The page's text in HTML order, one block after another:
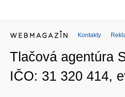
Kontakty
Tlačová agentúra
IČO: 31 320 414,